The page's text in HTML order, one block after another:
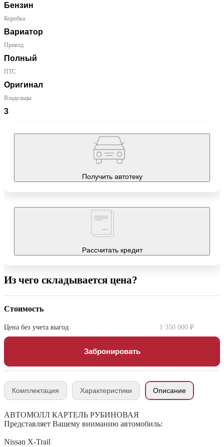
Бензин
Коробка
Вариатор
Привод
Полный
ПТС
Оригинал
Владельцы
3
Получить автотеку
Рассчитать кредит
Из чего складывается цена?
Стоимость
Цена без учета выгод 1 350 000 ₽
Забронировать
Комплектация Характеристики Описание
АВТОМОЛЛ КАРТЕЛЬ РУБИНОВАЯ
Представляет Вашему вниманию автомобиль:
Nissan X-Trail